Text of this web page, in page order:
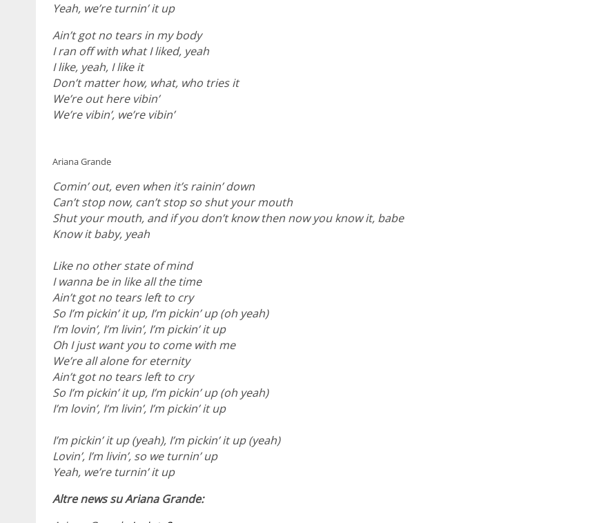
Yeah, we’re turnin’ it up
Ain’t got no tears in my body
I ran off with what I liked, yeah
I like, yeah, I like it
Don’t matter how, what, who tries it
We’re out here vibin’
We’re vibin’, we’re vibin’
Ariana Grande
Comin’ out, even when it’s rainin’ down
Can’t stop now, can’t stop so shut your mouth
Shut your mouth, and if you don’t know then now you know it, babe
Know it baby, yeah
Like no other state of mind
I wanna be in like all the time
Ain’t got no tears left to cry
So I’m pickin’ it up, I’m pickin’ up (oh yeah)
I’m lovin’, I’m livin’, I’m pickin’ it up
Oh I just want you to come with me
We’re all alone for eternity
Ain’t got no tears left to cry
So I’m pickin’ it up, I’m pickin’ up (oh yeah)
I’m lovin’, I’m livin’, I’m pickin’ it up
I’m pickin’ it up (yeah), I’m pickin’ it up (yeah)
Lovin’, I’m livin’, so we turnin’ up
Yeah, we’re turnin’ it up
Altre news su Ariana Grande: